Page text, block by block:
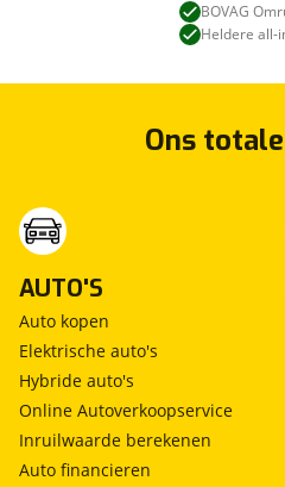
BOVAG
Heldere all-
Ons
AUTO'S
Auto kopen
Elektrische auto's
Hybride auto's
Online Autoverkoopservice
Inruilwaarde berekenen
Auto financieren